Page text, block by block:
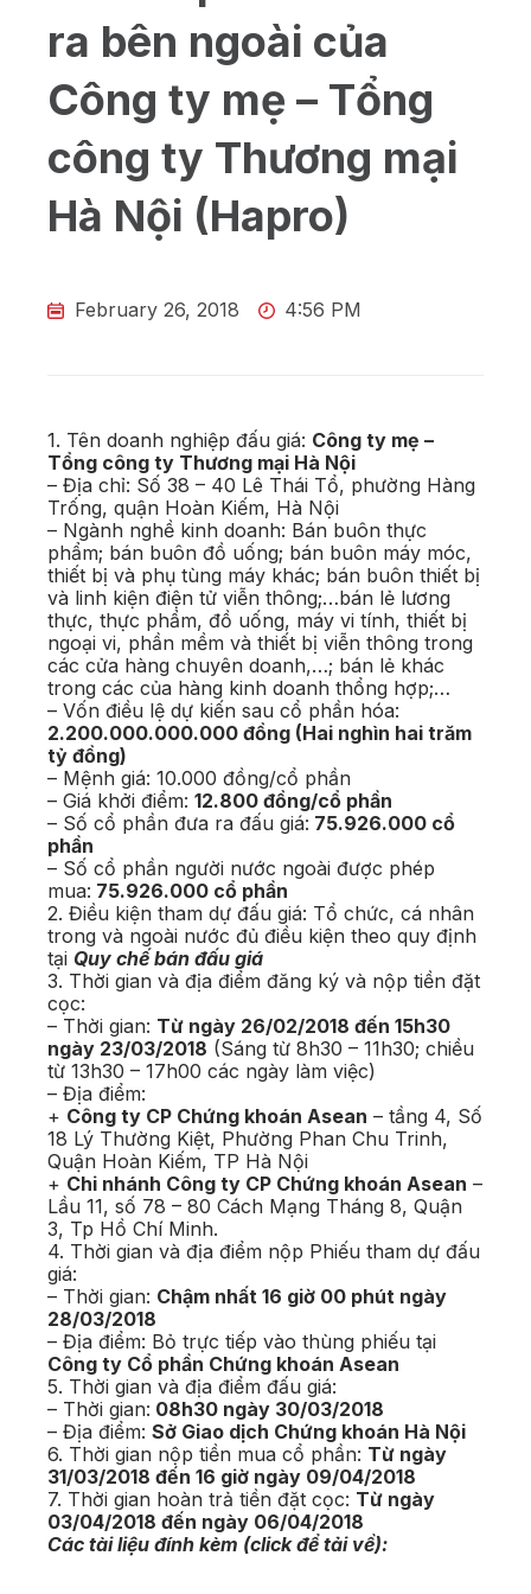
ra bên ngoài của
Công ty mẹ – Tổng
công ty Thương mại
Hà Nội (Hapro)
February 26, 2018 4:56 PM
1. Tên doanh nghiệp đấu giá: Công ty mẹ –
Tổng công ty Thương mại Hà Nội
– Địa chỉ: Số 38 – 40 Lê Thái Tổ, phường Hàng
Trống, quận Hoàn Kiếm, Hà Nội
– Ngành nghề kinh doanh: Bán buôn thực
phẩm; bán buôn đồ uống; bán buôn máy móc,
thiết bị và phụ tùng máy khác; bán buôn thiết bị
và linh kiện điện tử viễn thông;…bán lẻ lương
thực, thực phẩm, đồ uống, máy vi tính, thiết bị
ngoại vi, phần mềm và thiết bị viễn thông trong
các cửa hàng chuyên doanh,…; bán lẻ khác
trong các của hàng kinh doanh thổng hợp;…
– Vốn điều lệ dự kiến sau cổ phần hóa:
2.200.000.000.000 đồng (Hai nghìn hai trăm
tỷ đồng)
– Mệnh giá: 10.000 đồng/cổ phần
– Giá khởi điểm: 12.800 đồng/cổ phần
– Số cổ phần đưa ra đấu giá: 75.926.000 cổ
phần
– Số cổ phần người nước ngoài được phép
mua: 75.926.000 cổ phần
2. Điều kiện tham dự đấu giá: Tổ chức, cá nhân
trong và ngoài nước đủ điều kiện theo quy định
tại Quy chế bán đấu giá
3. Thời gian và địa điểm đăng ký và nộp tiền đặt
cọc:
– Thời gian: Từ ngày 26/02/2018 đến 15h30
ngày 23/03/2018 (Sáng từ 8h30 – 11h30; chiều
từ 13h30 – 17h00 các ngày làm việc)
– Địa điểm:
+ Công ty CP Chứng khoán Asean – tầng 4, Số
18 Lý Thường Kiệt, Phường Phan Chu Trinh,
Quận Hoàn Kiếm, TP Hà Nội
+ Chi nhánh Công ty CP Chứng khoán Asean –
Lầu 11, số 78 – 80 Cách Mạng Tháng 8, Quận
3, Tp Hồ Chí Minh.
4. Thời gian và địa điểm nộp Phiếu tham dự đấu
giá:
– Thời gian: Chậm nhất 16 giờ 00 phút ngày
28/03/2018
– Địa điểm: Bỏ trực tiếp vào thùng phiếu tại
Công ty Cổ phần Chứng khoán Asean
5. Thời gian và địa điểm đấu giá:
– Thời gian: 08h30 ngày 30/03/2018
– Địa điểm: Sở Giao dịch Chứng khoán Hà Nội
6. Thời gian nộp tiền mua cổ phần: Từ ngày
31/03/2018 đến 16 giờ ngày 09/04/2018
7. Thời gian hoàn trả tiền đặt cọc: Từ ngày
03/04/2018 đến ngày 06/04/2018
Các tài liệu đính kèm (click để tải về):